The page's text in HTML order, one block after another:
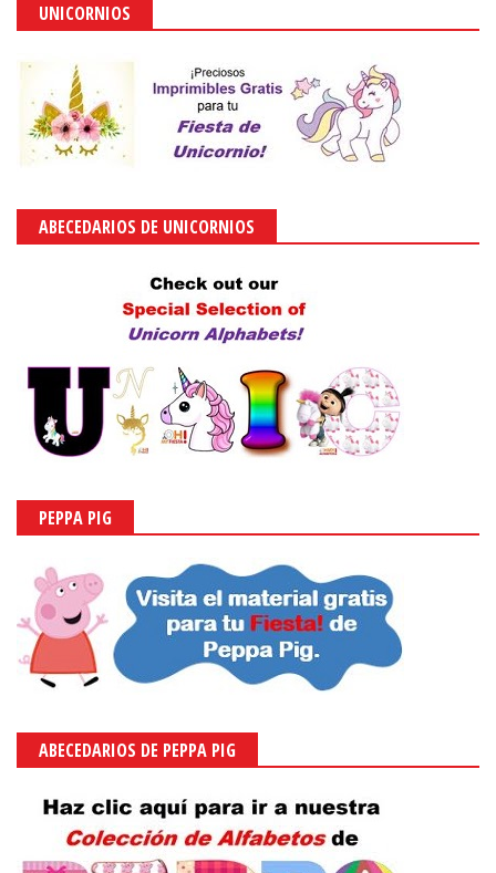
UNICORNIOS
ABECEDARIOS DE UNICORNIOS
PEPPA PIG
ABECEDARIOS DE PEPPA PIG